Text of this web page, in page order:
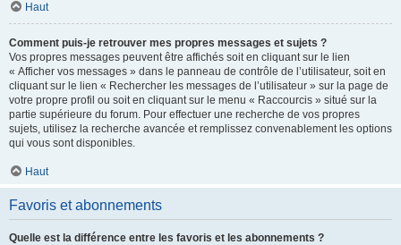
Haut
Comment puis-je retrouver mes propres messages et sujets ?
Vos propres messages peuvent être affichés soit en cliquant sur le lien
« Afficher vos messages » dans le panneau de contrôle de l’utilisateur, soit en
cliquant sur le lien « Rechercher les messages de l’utilisateur » sur la page de
votre propre profil ou soit en cliquant sur le menu « Raccourcis » situé sur la
partie supérieure du forum. Pour effectuer une recherche de vos propres
sujets, utilisez la recherche avancée et remplissez convenablement les options
qui vous sont disponibles.
Haut
Favoris et abonnements
Quelle est la différence entre les favoris et les abonnements ?